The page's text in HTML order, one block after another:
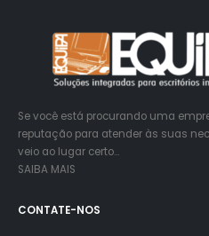
Se você está procurando uma
reputação para atender às suas
veio ao lugar certo…
SAIBA MAIS
CONTATE-NOS